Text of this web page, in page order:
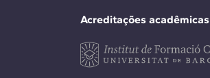
Acreditações acadêmicas